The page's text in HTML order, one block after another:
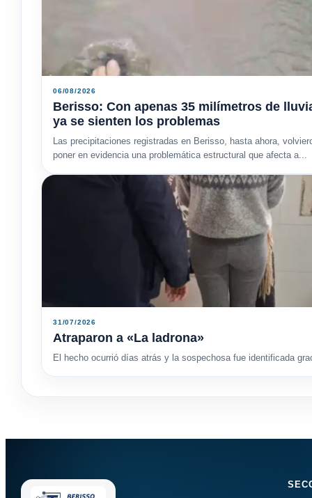
06/08/2026
Berisso: Con apenas 35 milímetros de
ya se sienten los problemas
​Las precipitaciones registradas en Berisso, hasta ahora,
poner en evidencia una problemática estructural que afecta a...
31/07/2026
Atraparon a «La ladrona»
El hecho ocurrió días atrás y la sospechosa fue identificada